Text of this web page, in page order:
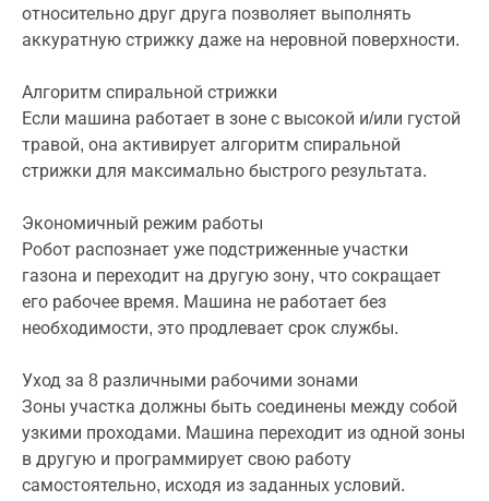
относительно друг друга позволяет выполнять
аккуратную стрижку даже на неровной поверхности.
Алгоритм спиральной стрижки
Если машина работает в зоне с высокой и/или густой
травой, она активирует алгоритм спиральной
стрижки для максимально быстрого результата.
Экономичный режим работы
Робот распознает уже подстриженные участки
газона и переходит на другую зону, что сокращает
его рабочее время. Машина не работает без
необходимости, это продлевает срок службы.
Уход за 8 различными рабочими зонами
Зоны участка должны быть соединены между собой
узкими проходами. Машина переходит из одной зоны
в другую и программирует свою работу
самостоятельно, исходя из заданных условий.